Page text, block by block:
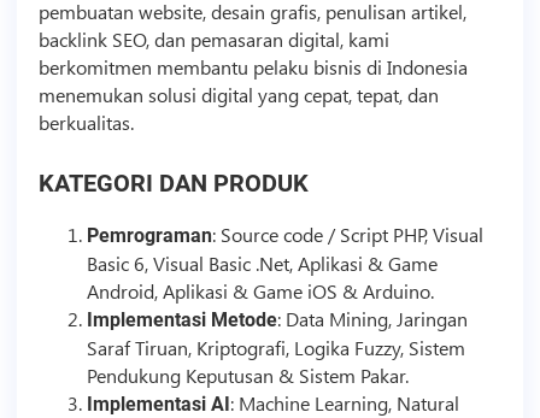
pembuatan website, desain grafis, penulisan artikel,
backlinkSEO, dan pemasaran digital, kami
berkomitmen membantu pelaku bisnis di Indonesia
menemukan solusi digital yang cepat, tepat, dan
berkualitas.
KATEGORI DAN PRODUK
Pemrograman: Source code/ScriptPHP, Visual
Basic 6, Visual Basic .Net, Aplikasi & Game
Android, Aplikasi & Game iOS & Arduino.
Implementasi Metode: Data Mining, Jaringan
Saraf Tiruan, Kriptografi, Logika Fuzzy, Sistem
Pendukung Keputusan & Sistem Pakar.
Implementasi AI : Machine Learning, Natural